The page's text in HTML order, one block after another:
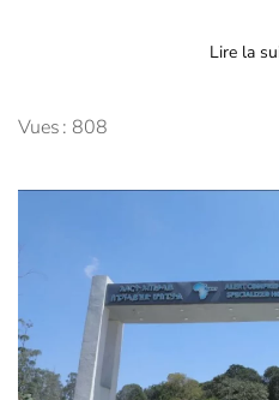
Lire la
Vues : 808